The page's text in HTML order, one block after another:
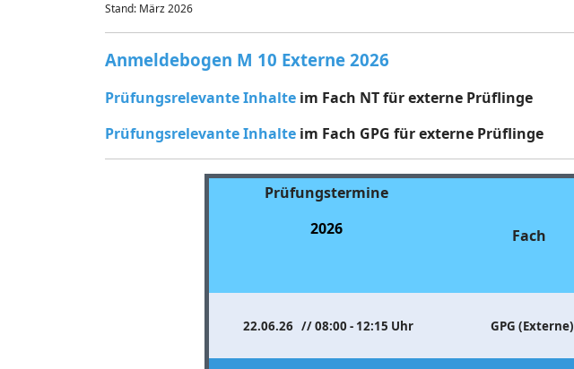
Stand: März 2026
Anmeldebogen M 10 Externe 2026
Prüfungsrelevante Inhalte im Fach NT für externe Prüflinge
Prüfungsrelevante Inhalte im Fach GPG für externe Prüflinge
Prüfungstermine
2026
Fach
22.06.26 // 08:00 - 12:15 Uhr GPG (Externe)